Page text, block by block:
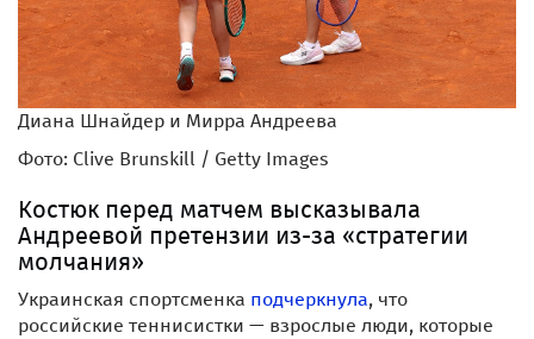
Диана Шнайдер и Мирра Андреева
Фото: Clive Brunskill / Getty Images
Костюк перед матчем высказывала
Андреевой претензии из-за «стратегии
молчания»
Украинская спортсменка подчеркнула, что
российские теннисистки — взрослые люди, которые